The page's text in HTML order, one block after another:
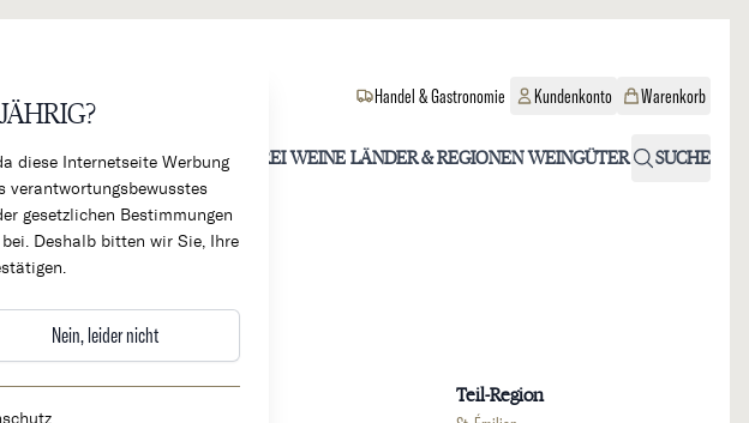
diese Internetseite Werbung
gesetzlichen Bestimmungen
Deshalb bitten wir Sie, Ihre
Nein, leider nicht
& ALKOHOLFREI WEINE LÄNDER & REGIONEN WEINGÜTER SUCHE
Handel & Gastronomie Kundenkonto Warenkorb
Teil-Region